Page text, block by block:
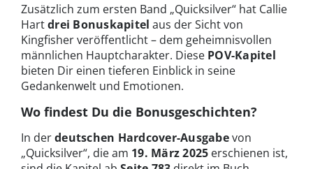
Zusätzlich zum ersten Band „Quicksilver“ hat Callie
Hartdrei Bonuskapitel aus der Sicht von
Kingfisher veröffentlicht – dem geheimnisvollen
männlichen Hauptcharakter. Diese POV-Kapitel
bieten Dir einen tieferen Einblick in seine
Gedankenwelt und Emotionen.
Wo findest Du die Bonusgeschichten?
In derdeutschen Hardcover-Ausgabevon
„Quicksilver“, die am 19. März 2025 erschienen ist,